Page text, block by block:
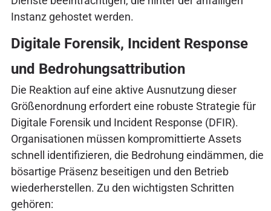
Instanz gehostet werden.
Digitale Forensik, Incident Response
und Bedrohungsattribution
Die Reaktion auf eine aktive Ausnutzung dieser
Größenordnung erfordert eine robuste Strategie für
Digitale Forensik und Incident Response (DFIR).
Organisationen müssen kompromittierte Assets
schnell identifizieren, die Bedrohung eindämmen, die
bösartige Präsenz beseitigen und den Betrieb
wiederherstellen. Zu den wichtigsten Schritten
gehören: